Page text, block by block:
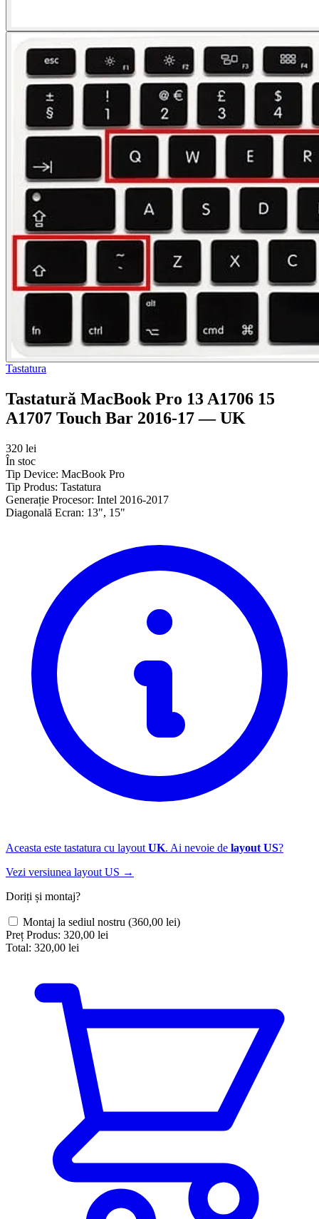
Tastatura
Tastatură MacBook Pro 13 A1706 15
A1707 Touch Bar 2016-17 — UK
320 lei
În stoc
Tip Device: MacBook Pro
Tip Produs: Tastatura
Generație Procesor: Intel 2016-2017
Diagonală Ecran: 13", 15"
Aceasta este tastatura cu layout UK. Ai nevoie de layout US?
Vezi versiunea layout US →
Doriți și montaj?
Montaj la sediul nostru (360,00 lei)
Preț Produs: 320,00 lei
Total: 320,00 lei